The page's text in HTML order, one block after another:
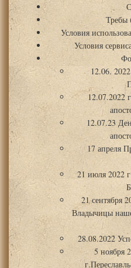
Требы
Условия
Условия
12.06.
12.07.2022
12.07.23
17 апреля
21 июля 2022
21 сентября
Владычицы
28.08.2022
5 ноября